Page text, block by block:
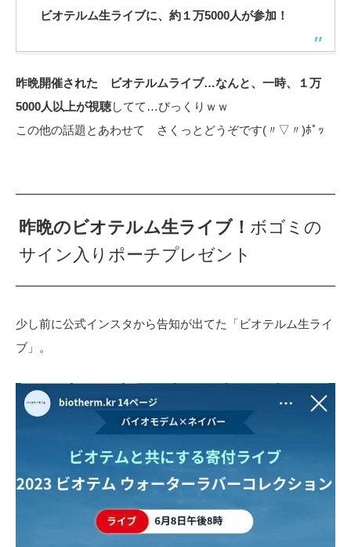
ビオテルム生ライブに、約１万5000人が参加！
昨晩開催された ビオテルムライブ…なんと、一時、１万
5000人以上が視聴してて…びっくりｗｗ
この他の話題とあわせて さくっとどうぞです(〃▽〃)ﾎﾟｯ
昨晩のビオテルム生ライブ！ ボゴミの
サイン入りポーチプレゼント
少し前に公式インスタから告知が出てた「ビオテルム生ライ
ブ」。